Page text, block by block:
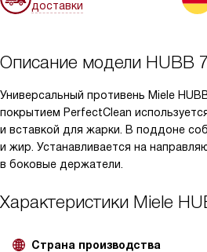
доставки
Описание модели HUBB
Универсальный противень Miele
покрытием PerfectClean
и вставкой для жарки. В поддоне
и жир. Устанавливается на
в боковые держатели.
Характеристики Miele
Страна производства